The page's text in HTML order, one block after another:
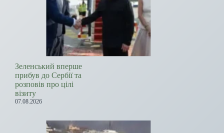
Зеленський вперше
прибув до Сербії та
розповів про цілі
візиту
07.08.2026